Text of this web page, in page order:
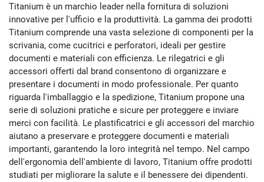
Titanium è un marchio leader nella fornitura di soluzioni
innovative per l'ufficio e la produttività. La gamma dei prodotti
Titanium comprende una vasta selezione di componenti per la
scrivania, come cucitrici e perforatori, ideali per gestire
documenti e materiali con efficienza. Le rilegatrici e gli
accessori offerti dal brand consentono di organizzare e
presentare i documenti in modo professionale. Per quanto
riguarda l'imballaggio e la spedizione, Titanium propone una
serie di soluzioni pratiche e sicure per proteggere e inviare
merci con facilità. Le plastificatrici e gli accessori del marchio
aiutano a preservare e proteggere documenti e materiali
importanti, garantendo la loro integrità nel tempo. Nel campo
dell'ergonomia dell'ambiente di lavoro, Titanium offre prodotti
studiati per migliorare la salute e il benessere dei dipendenti.